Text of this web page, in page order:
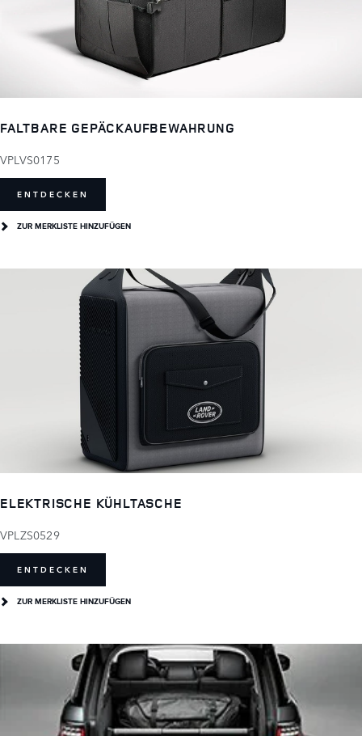
FALTBARE GEPÄCKAUFBEWAHRUNG
VPLVS0175
ENTDECKEN
ZUR MERKLISTE HINZUFÜGEN
ELEKTRISCHE KÜHLTASCHE
VPLZS0529
ENTDECKEN
ZUR MERKLISTE HINZUFÜGEN